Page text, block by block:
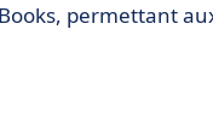
permettant